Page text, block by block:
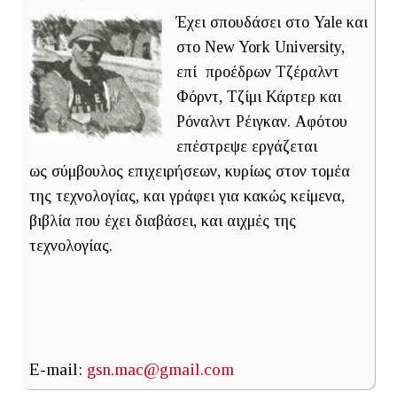
Έχει σπουδάσει στο Yale και
στο New York University,
επί προέδρων Τζέραλντ
Φόρντ, Τζίμι Κάρτερ και
Ρόναλντ Ρέιγκαν. Αφότου
επέστρεψε εργάζεται
ως σύμβουλος επιχειρήσεων, κυρίως στον τομέα
της τεχνολογίας, και γράφει για κακώς κείμενα,
βιβλία που έχει διαβάσει, και αιχμές της
τεχνολογίας.
E-mail: gsn.mac@gmail.com